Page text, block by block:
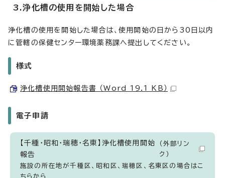
3.浄化槽の使用を開始した場合
浄化槽の使用を開始した場合は、使用開始の日から30日以内
に管轄の保健センター環境薬務課へ提出してください。
様式
浄化槽使用開始報告書 （Word 19.1 KB）
電子申請
【千種・昭和・瑞穂・名東】浄化槽使用開始
報告
（外部リン
ク）
施設の所在地が千種区、昭和区、瑞穂区、名東区の場合はこ
ちらから